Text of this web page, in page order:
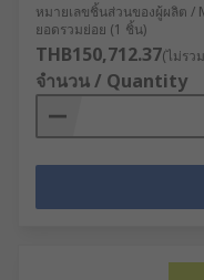
หมายเลขชิ้นส่วนของผู้ผลิต /
ยอดรวมย่อย (1 ชิ้น)
THB150,712.37(ไม่รว
จำนวน / Quantity